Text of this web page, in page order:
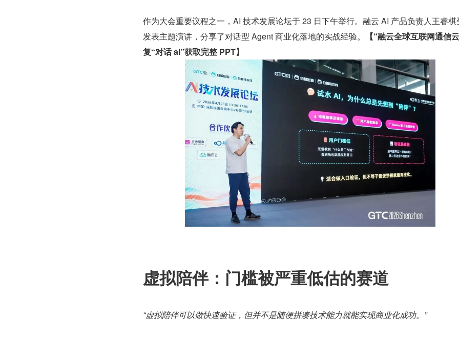
作为大会重要议程之一，AI 技术发展论坛于 23 日下午举行。融云 AI 产品负责人王睿棋
发表主题演讲，分享了对话型 Agent 商业化落地的实战经验。
【“融云全球互联网通信
复“对话 ai”获取完整 PPT】
虚拟陪伴：门槛被严重低估的赛道
“虚拟陪伴可以做快速验证，但并不是随便拼凑技术能力就能实现商业化成功。”